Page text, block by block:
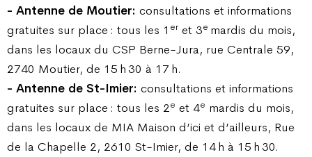
- Antenne de Moutier: consultations et informations
gratuites sur place : tous les 1 er et 3e mardis du mois,
dans les locaux du CSP Berne-Jura, rue Centrale 59,
2740 Moutier, de 15 h 30 à 17 h.
- Antenne de St-Imier: consultations et informations
gratuites sur place : tous les 2e et 4e mardis du mois,
dans les locaux de MIA Maison d’ici et d’ailleurs, Rue
de la Chapelle 2, 2610 St-Imier, de 14 h à 15 h 30.